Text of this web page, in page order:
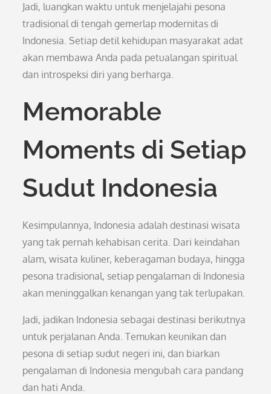
Jadi, luangkan waktu untuk menjelajahi pesona
tradisional di tengah gemerlap modernitas di
Indonesia. Setiap detil kehidupan masyarakat adat
akan membawa Anda pada petualangan spiritual
dan introspeksi diri yang berharga.
Memorable
Moments di Setiap
Sudut Indonesia
Kesimpulannya, Indonesia adalah destinasi wisata
yang tak pernah kehabisan cerita. Dari keindahan
alam, wisata kuliner, keberagaman budaya, hingga
pesona tradisional, setiap pengalaman di Indonesia
akan meninggalkan kenangan yang tak terlupakan.
Jadi, jadikan Indonesia sebagai destinasi berikutnya
untuk perjalanan Anda. Temukan keunikan dan
pesona di setiap sudut negeri ini, dan biarkan
pengalaman di Indonesia mengubah cara pandang
dan hati Anda.